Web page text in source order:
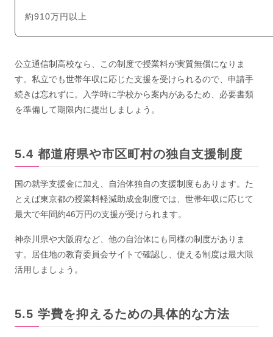
約910万円以上
公立通信制高校なら、この制度で授業料が実質無償になりま
す。私立でも世帯年収に応じた支援を受けられるので、申請手
続きは忘れずに。入学時に学校から案内があるため、必要書類
を準備して期限内に提出しましょう。
都道府県や市区町村の独自支援制度
国の就学支援金に加え、自治体独自の支援制度もあります。た
とえば東京都の授業料軽減助成金制度では、世帯年収に応じて
最大で年間約46万円の支援が受けられます。
神奈川県や大阪府など、他の自治体にも同様の制度がありま
す。居住地の教育委員会サイトで確認し、使える制度は最大限
活用しましょう。
学費を抑えるための具体的な方法